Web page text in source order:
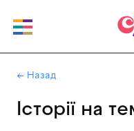
← Назад
Історії на